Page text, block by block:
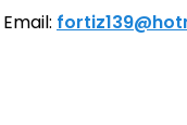
Email: